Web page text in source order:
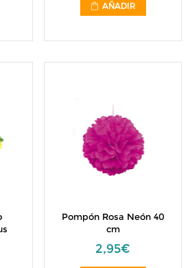
AÑADIR
Pompón Rosa Neón 40
cm
2,95€